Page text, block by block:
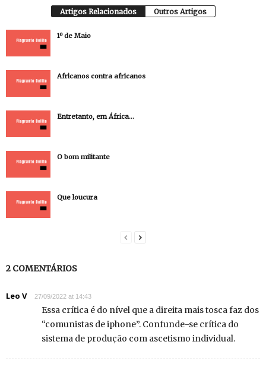
Artigos Relacionados Outros Artigos
1º de Maio
Africanos contra africanos
Entretanto, em África…
O bom militante
Que loucura
2 COMENTÁRIOS
Leo V 27/09/2022 at 14:43
Essa crítica é do nível que a direita mais tosca faz dos
“comunistas de iphone”. Confunde-se crítica do
sistema de produção com ascetismo individual.